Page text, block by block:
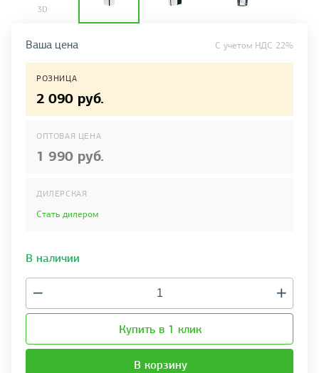
Ваша цена C учетом НДС 22%
РОЗНИЦА
2 090 руб.
ОПТОВАЯ ЦЕНА
1 990 руб.
ДИЛЕРСКАЯ
Стать дилером
В наличии
Купить в 1 клик
В корзину